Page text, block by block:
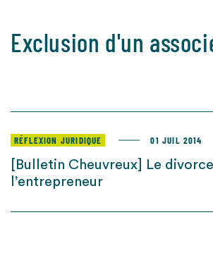
Exclusion d'un
RÉFLEXION JURIDIQUE 01 JUIL 2014
[Bulletin Cheuvreux] Le
l’entrepreneur